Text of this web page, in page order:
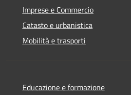
Imprese e Commercio
Catasto e urbanistica
Mobilità e trasporti
Educazione e formazione